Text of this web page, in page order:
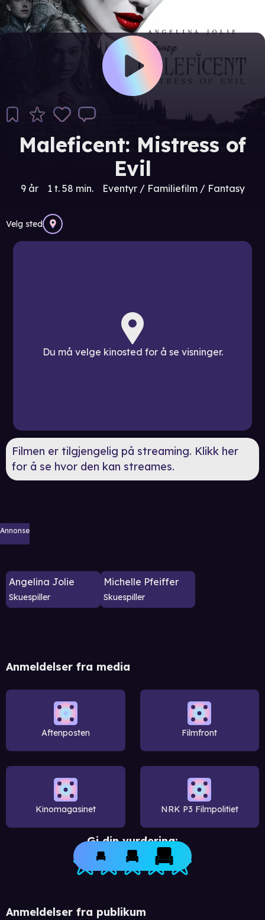
Maleficent: Mistress of
Evil
9 år 1 t. 58 min. Eventyr / Familiefilm / Fantasy
Velg sted
Du må velge kinosted for å se visninger.
Filmen er tilgjengelig på streaming. Klikk her
for å se hvor den kan streames.
Annonse
Angelina Jolie
Skuespiller
Michelle Pfeiffer
Skuespiller
Anmeldelser fra media
Aftenposten Filmfront
Kinomagasinet NRK P3 Filmpolitiet
Gi din vurdering:
Anmeldelser fra publikum